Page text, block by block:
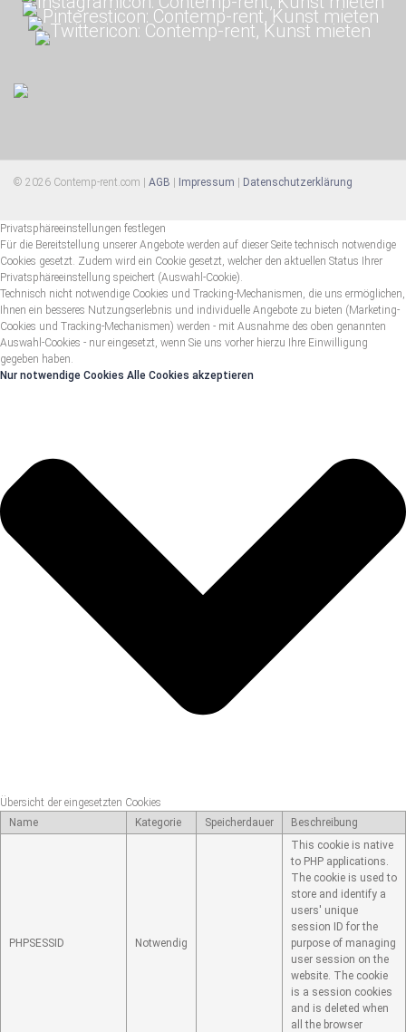
© 2026 Contemp-rent.com | AGB | Impressum | Datenschutzerklärung
Privatsphäreeinstellungen festlegen
Für die Bereitstellung unserer Angebote werden auf dieser Seite technisch notwendige
Cookies gesetzt. Zudem wird ein Cookie gesetzt, welcher den aktuellen Status Ihrer
Privatsphäreeinstellung speichert (Auswahl-Cookie).
Technisch nicht notwendige Cookies und Tracking-Mechanismen, die uns ermöglichen,
Ihnen ein besseres Nutzungserlebnis und individuelle Angebote zu bieten (Marketing-
Cookies und Tracking-Mechanismen) werden - mit Ausnahme des oben genannten
Auswahl-Cookies - nur eingesetzt, wenn Sie uns vorher hierzu Ihre Einwilligung
gegeben haben.
Nur notwendige Cookies Alle Cookies akzeptieren
Übersicht der eingesetzten Cookies
Name
Kategorie Speicherdauer Beschreibung
PHPSESSID Notwendig
This cookie is native
to PHP applications.
The cookie is used to
store and identify a
users' unique
session ID for the
purpose of managing
user session on the
website. The cookie
is a session cookies
and is deleted when
all the browser